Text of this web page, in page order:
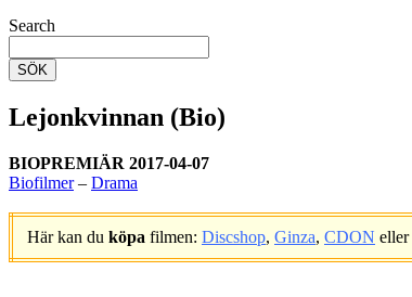
Search
SÖK
Lejonkvinnan (Bio)
BIOPREMIÄR 2017-04-07
Biofilmer– Drama
Här kan du köpa filmen: Discshop, Ginza, CDON eller